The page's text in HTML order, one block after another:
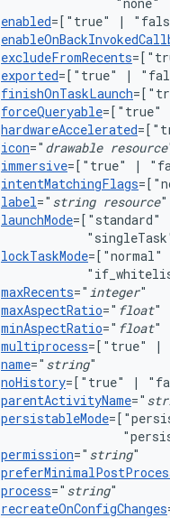
enabled=["true" |
excludeFromRecents
exported=["true" |
finishOnTaskLaunch
forceQueryable=["true"
hardwareAccelerated
icon=" drawable resource
immersive=["true" |
intentMatchingFlags
label=" string resource
launchMode=["standard"
lockTaskMode=["normal"
maxRecents=" integer
maxAspectRatio=" float
minAspectRatio=" float
multiprocess=["true" |
name=" string
noHistory=["true" |
parentActivityName="
persistableMode
permission=" string
process=" string
recreateOnConfigChanges